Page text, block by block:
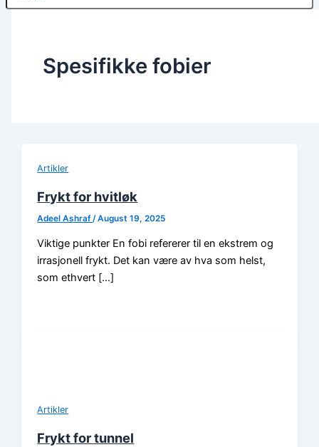
Spesifikke fobier
Artikler
Frykt for hvitløk
Adeel Ashraf /August 19, 2025
Viktige punkter En fobi refererer til en ekstrem og
irrasjonell frykt. Det kan være av hva som helst,
som ethvert […]
Artikler
Frykt for tunnel